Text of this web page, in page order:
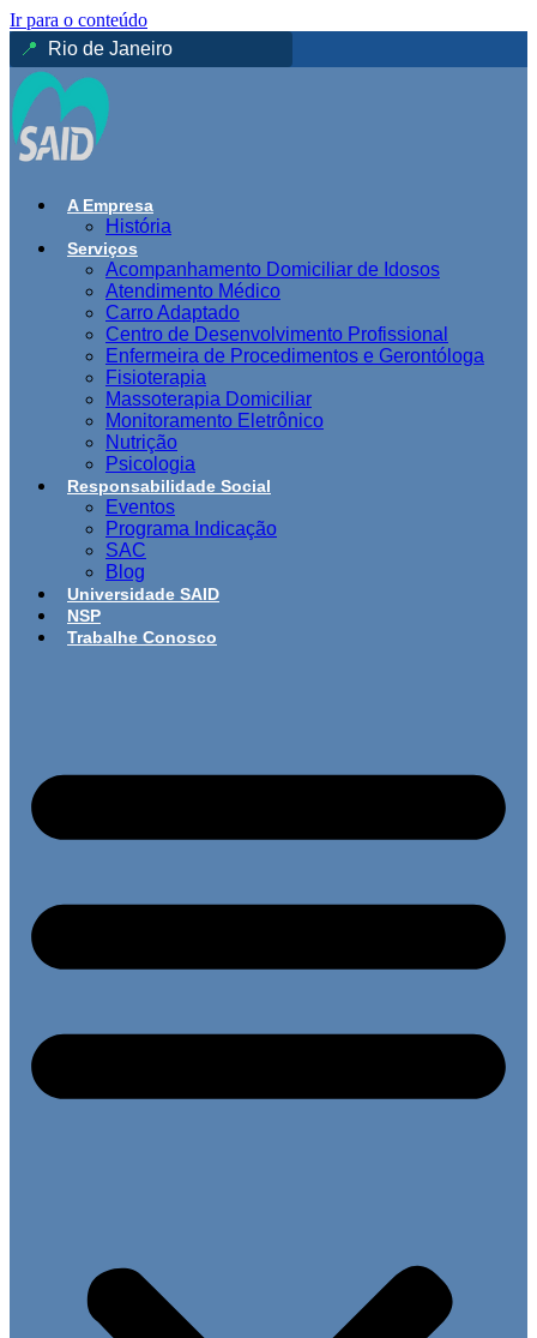
Ir para o conteúdo
📍
A Empresa
História
Serviços
Acompanhamento Domiciliar de Idosos
Atendimento Médico
Carro Adaptado
Centro de Desenvolvimento Profissional
Enfermeira de Procedimentos e Gerontóloga
Fisioterapia
Massoterapia Domiciliar
Monitoramento Eletrônico
Nutrição
Psicologia
Responsabilidade Social
Eventos
Programa Indicação
SAC
Blog
Universidade SAID
NSP
Trabalhe Conosco